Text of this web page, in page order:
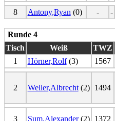
8 Antony,Ryan (0) - -
Runde 4
Tisch
Weiß TWZ
1
Hörner,Rolf(3) 1567
2 Weller,Albrecht(2) 1494
3 Sum,Alexander(2) 1372